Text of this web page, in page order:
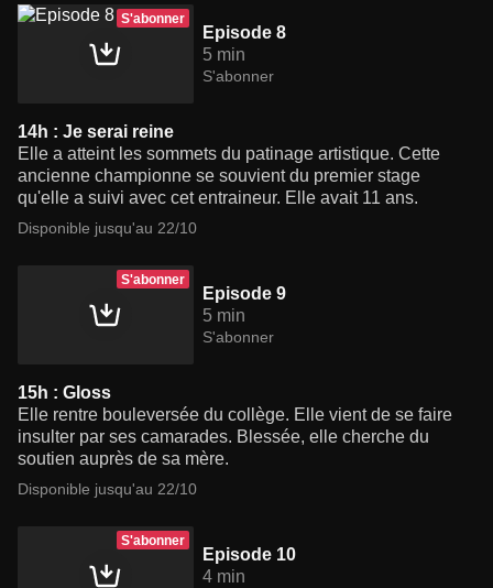
S'abonner
Episode 8
5 min
S'abonner
14h : Je serai reine
Elle a atteint les sommets du patinage artistique. Cette
ancienne championne se souvient du premier stage
qu'elle a suivi avec cet entraineur. Elle avait 11 ans.
Disponible jusqu'au 22/10
S'abonner
Episode 9
5 min
S'abonner
15h : Gloss
Elle rentre bouleversée du collège. Elle vient de se faire
insulter par ses camarades. Blessée, elle cherche du
soutien auprès de sa mère.
Disponible jusqu'au 22/10
S'abonner
Episode 10
4 min